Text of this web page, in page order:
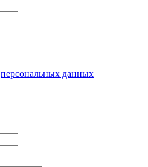
персональных данных